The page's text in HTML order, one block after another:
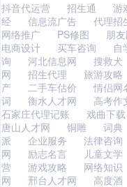
抖音代运营 招生通 游
经
信息流广告 代理招
网络推广
PS修图 朋
电商设计
买车咨询 自
询
河北信息网 搜救犬
网
招生代理 旅游攻略
产
二手车估价 情侣网
词
衡水人才网 高考作
石家庄代理记账
戏曲下载
唐山人才网
铜雕 词典
派
企业服务 法律咨询
网
励志名言 儿童文学
营
游戏攻略 网络知识
网
邢台人才网 高度酒